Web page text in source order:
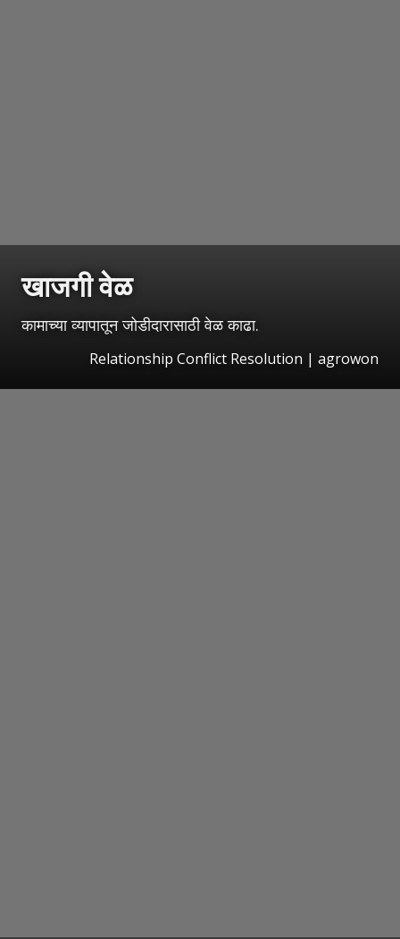
खाजगी वेळ
कामाच्या व्यापातून जोडीदारासाठी वेळ काढा.
Relationship Conflict Resolution | agrowon